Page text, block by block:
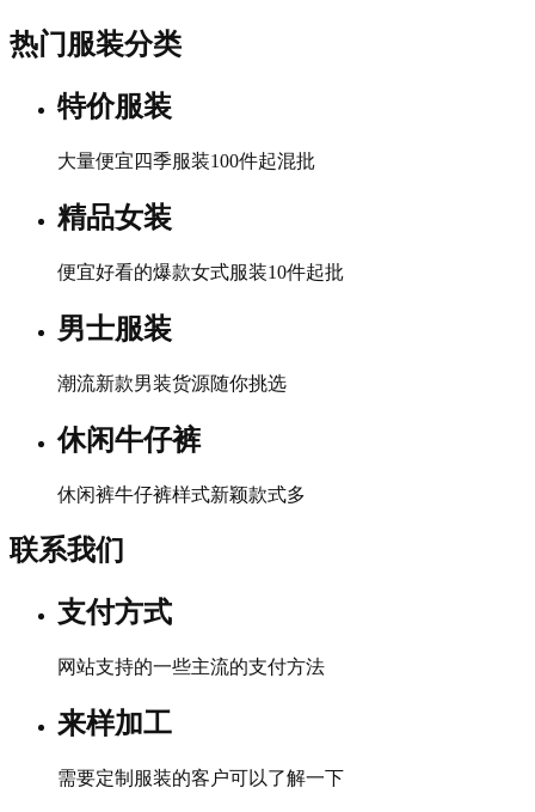
热门服装分类
特价服装
大量便宜四季服装100件起混批
精品女装
便宜好看的爆款女式服装10件起批
男士服装
潮流新款男装货源随你挑选
休闲牛仔裤
休闲裤牛仔裤样式新颖款式多
联系我们
支付方式
网站支持的一些主流的支付方法
来样加工
需要定制服装的客户可以了解一下